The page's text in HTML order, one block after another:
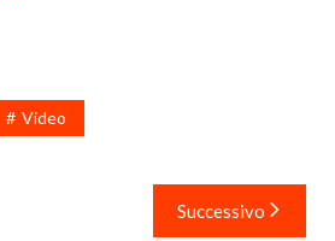
Video
Successivo